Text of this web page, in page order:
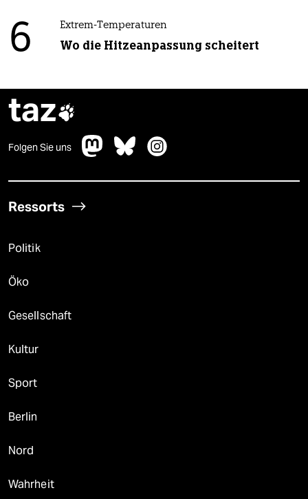
6 Extrem-Temperaturen
Wo die Hitzeanpassung scheitert
taz
Folgen Sie uns
Ressorts
Politik
Öko
Gesellschaft
Kultur
Sport
Berlin
Nord
Wahrheit